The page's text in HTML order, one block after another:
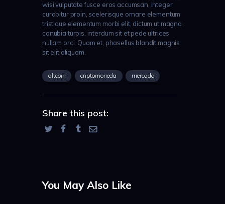
wisi vulputate fusce eros accumsan, integer
curabitur proin, scelerisque ornare elementum
tristique elementum morbi elit, dictum ut magna
conubia turpis, interdum sit et pede ultrices
nullam orci. Quam et, phasellus blandit magnis
sit elit aliquam.
altcoin criptomoneda mercado
Share this post:
You May Also Like